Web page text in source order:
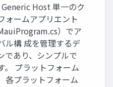
Generic Host 単一のク
ォームアプリエント
）でア
ル構 成を管理するデ
であり、シンプルで
。 プラットフォーム
各プラットフォーム